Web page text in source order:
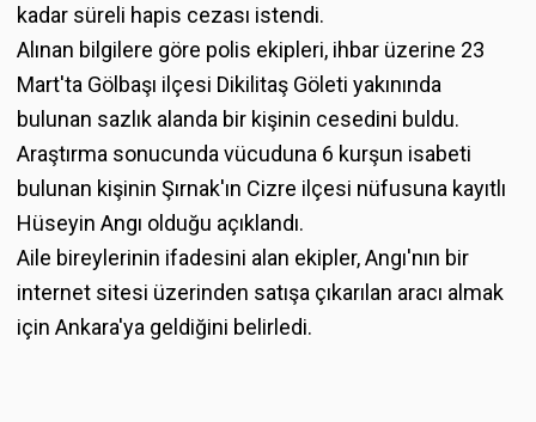
kadar süreli hapis cezası istendi.
Alınan bilgilere göre polis ekipleri, ihbar üzerine 23
Mart'ta Gölbaşı ilçesi Dikilitaş Göleti yakınında
bulunan sazlık alanda bir kişinin cesedini buldu.
Araştırma sonucunda vücuduna 6 kurşun isabeti
bulunan kişinin Şırnak'ın Cizre ilçesi nüfusuna kayıtlı
Hüseyin Angı olduğu açıklandı.
Aile bireylerinin ifadesini alan ekipler, Angı'nın bir
internet sitesi üzerinden satışa çıkarılan aracı almak
için Ankara'ya geldiğini belirledi.